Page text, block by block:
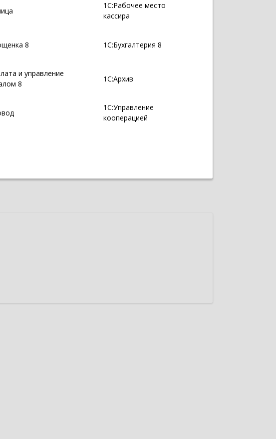
1С:Рабочее место
кассира
8 1С:Бухгалтерия 8
и управление
8
1С:Архив
1С:Управление
кооперацией